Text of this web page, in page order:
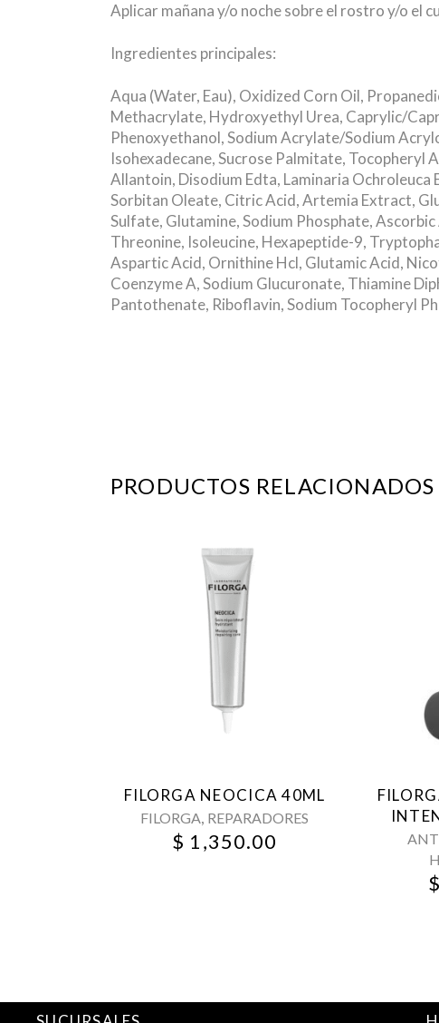
Aplicar mañana y/o noche sobre el rostro y/o el
Ingredientes principales:
Aqua (Water, Eau), Oxidized Corn Oil,
Methacrylate, Hydroxyethyl Urea, Caprylic/
Phenoxyethanol, Sodium Acrylate/Sodium
Isohexadecane, Sucrose Palmitate,
Allantoin, Disodium Edta, Laminaria
Sorbitan Oleate, Citric Acid, Artemia Extract,
Sulfate, Glutamine, Sodium Phosphate,
Threonine, Isoleucine, Hexapeptide-9,
Aspartic Acid, Ornithine Hcl, Glutamic Acid,
Coenzyme A, Sodium Glucuronate, Thiamine
Pantothenate, Riboflavin, Sodium Tocopheryl
PRODUCTOS RELACIONADOS
FILORGA NEOCICA 40ML
FILORGA, REPARADORES
$ 1,350.00
$